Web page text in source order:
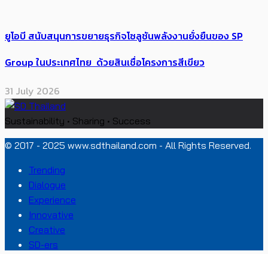
ยูโอบี สนับสนุนการขยายธุรกิจโซลูชันพลังงานยั่งยืนของ SP
Group ในประเทศไทย ด้วยสินเชื่อโครงการสีเขียว
31 July 2026
Sustainability • Sharing • Success
© 2017 - 2025 www.sdthailand.com - All Rights Reserved.
Trending
Dialogue
Experience
Innovative
Creative
SD-ers